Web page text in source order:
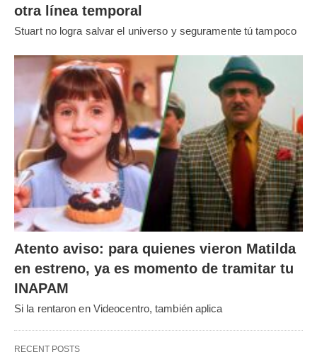
otra línea temporal
Stuart no logra salvar el universo y seguramente tú tampoco
Atento aviso: para quienes vieron Matilda
en estreno, ya es momento de tramitar tu
INAPAM
Si la rentaron en Videocentro, también aplica
RECENT POSTS